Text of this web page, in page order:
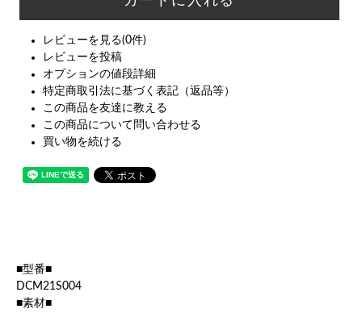
レビューを見る(0件)
レビューを投稿
オプションの値段詳細
特定商取引法に基づく表記（返品等）
この商品を友達に教える
この商品について問い合わせる
買い物を続ける
■型番■
DCM21S004
■素材■